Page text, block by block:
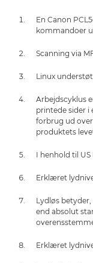
En Canon
kommandoer
Scanning via
Linux
Arbejdscyklus
printede sider i
forbrug ud
produktets
I henhold til US
Erklæret
Lydløs
end absolut
Erklæret